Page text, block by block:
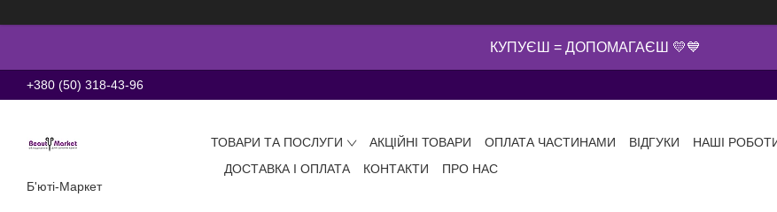
КУПУЄШ = ДОПОМАГАЄШ 💛💙
+380 (50) 318-43-96
Б'юті-Маркет
ТОВАРИ ТА ПОСЛУГИ АКЦІЙНІ ТОВАРИ ОПЛАТА ЧАСТИНАМИ ВІДГУКИ
НАШІ
ДОСТАВКА І ОПЛАТА
КОНТАКТИ ПРО НАС